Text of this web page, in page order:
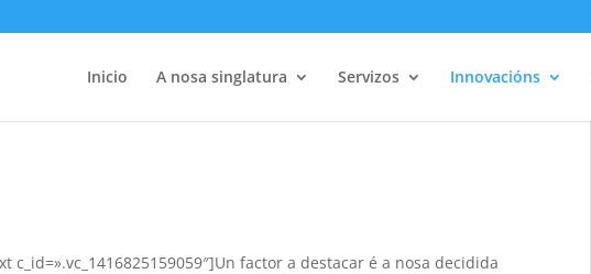
Inicio A nosa singlatura Servizos Innovacións
c_id=».vc_1416825159059″]Un factor a destacar é a nosa decidida